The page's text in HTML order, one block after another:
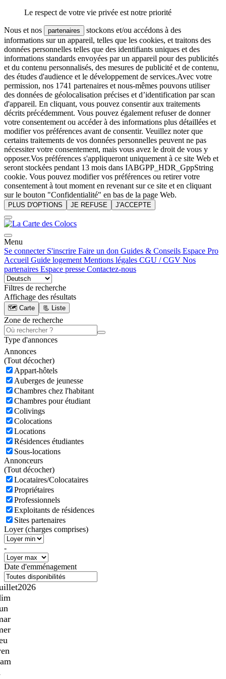
Le respect de votre vie privée est notre priorité
Nous et nos partenaires
stockons et/ou accédons à des
informations sur un appareil, telles que les cookies, et traitons des
données personnelles telles que des identifiants uniques et des
informations standards envoyées par un appareil pour des publicités
et du contenu personnalisés, des mesures de publicité et de contenu,
des études d'audience et le développement de services.Avec votre
permission, nos 1741 partenaires et nous-mêmes pouvons utiliser
des données de géolocalisation précises et d’identification par scan
d'appareil. En cliquant, vous pouvez consentir aux traitements
décrits précédemment. Vous pouvez également refuser de donner
votre consentement ou accéder à des informations plus détaillées et
modifier vos préférences avant de consentir. Veuillez noter que
certains traitements de vos données personnelles peuvent ne pas
nécessiter votre consentement, mais vous avez le droit de vous y
opposer.Vos préférences s'appliqueront uniquement à ce site Web et
seront stockées pendant 13 mois dans IABGPP_HDR_GppString
cookie. Vous pouvez modifier vos préférences ou retirer votre
consentement à tout moment en revenant sur ce site et en cliquant
sur le bouton "Confidentialité" en bas de la page Web.
PLUS D'OPTIONS JE REFUSE J'ACCEPTE
Menu
Se connecter S'inscrire Faire un don Guides & Conseils Espace Pro
Accueil Guide logement Mentions légales CGU / CGV Nos
partenaires Espace presse Contactez-nous
Filtres de recherche
Affichage des résultats
🗺️ Carte 📃 Liste
Zone de recherche
Type d'annonces
Annonces
(Tout décocher)
Appart-hôtels
Auberges de jeunesse
Chambres chez l'habitant
Chambres pour étudiant
Colivings
Colocations
Locations
Résidences étudiantes
Sous-locations
Annonceurs
(Tout décocher)
Locataires/Colocataires
Propriétaires
Professionnels
Exploitants de résidences
Sites partenaires
Loyer (charges comprises)
-
Date d'emménagement
2026